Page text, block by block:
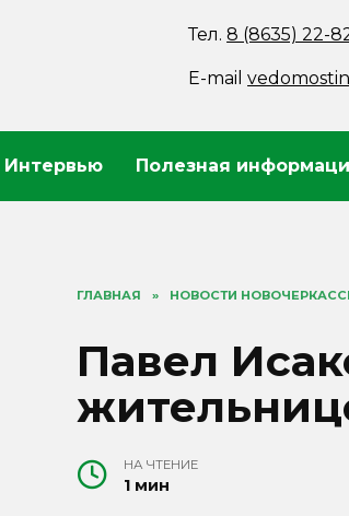
Тел.8 (8635) 22-
E-mail
Интервью Полезная
ГЛАВНАЯ » НОВОСТИ
Павел
НА ЧТЕНИЕ
1 мин